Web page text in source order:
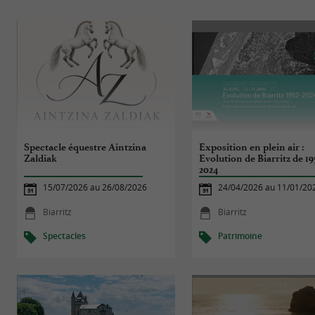
Spectacle équestre Aintzina
Zaldiak
15/07/2026 au 26/08/2026
Biarritz
Spectacles
Exposition en plein air :
Evolution de Biarritz de
2024
24/04/2026 au 11/01/
Biarritz
Patrimoine